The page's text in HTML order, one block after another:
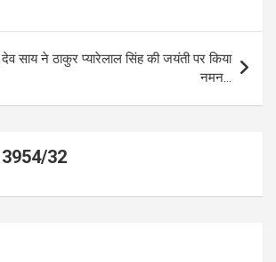
p
p
m
k
देव साय ने ठाकुर प्यारेलाल सिंह की जयंती पर किया
नमन…
32